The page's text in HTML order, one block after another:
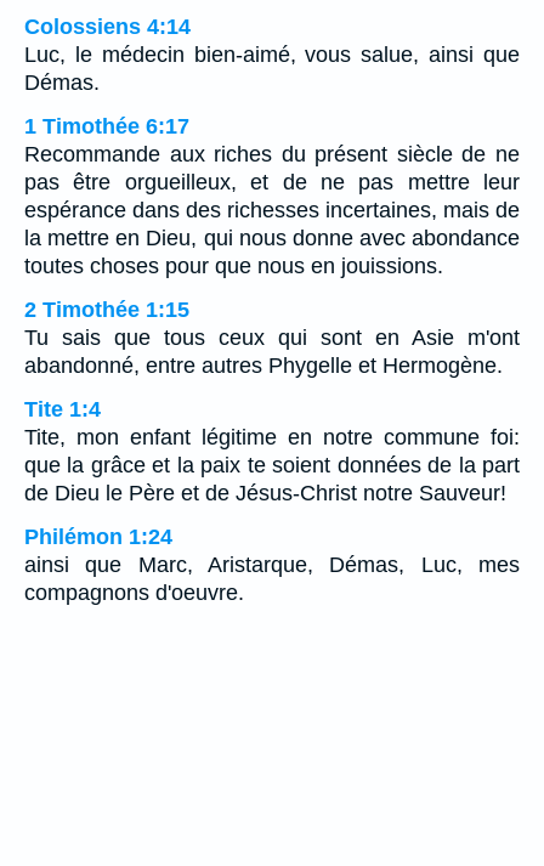
Colossiens 4:14
Luc, le médecin bien-aimé, vous salue, ainsi que
Démas.
1 Timothée 6:17
Recommande aux riches du présent siècle de ne
pas être orgueilleux, et de ne pas mettre leur
espérance dans des richesses incertaines, mais de
la mettre en Dieu, qui nous donne avec abondance
toutes choses pour que nous en jouissions.
2 Timothée 1:15
Tu sais que tous ceux qui sont en Asie m'ont
abandonné, entre autres Phygelle et Hermogène.
Tite 1:4
Tite, mon enfant légitime en notre commune foi:
que la grâce et la paix te soient données de la part
de Dieu le Père et de Jésus-Christ notre Sauveur!
Philémon 1:24
ainsi que Marc, Aristarque, Démas, Luc, mes
compagnons d'oeuvre.